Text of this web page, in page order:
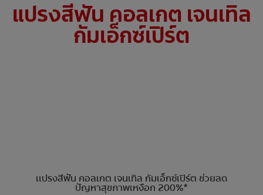
แปรงสีฟัน คอลเกต เจนเทิล
กัมเอ็กซ์เปิร์ต
เเปรงสีฟัน คอลเกต เจนเทิล กัมเอ็กซ์เปิร์ต ช่วยลด
ปัญหาสุขภาพเหงือก 200%*